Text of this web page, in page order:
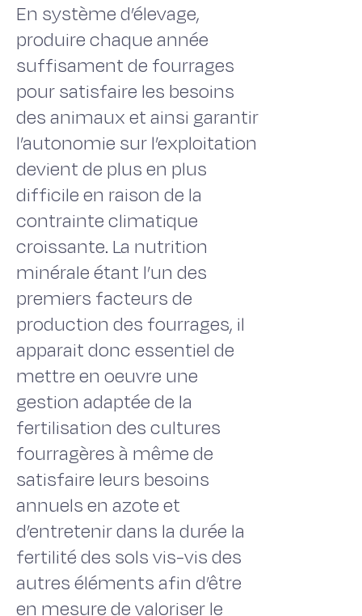
En système d’élevage,
produire chaque année
suffisament de fourrages
pour satisfaire les besoins
des animaux et ainsi garantir
l’autonomie sur l’exploitation
devient de plus en plus
difficile en raison de la
contrainte climatique
croissante. La nutrition
minérale étant l’un des
premiers facteurs de
production des fourrages, il
apparait donc essentiel de
mettre en oeuvre une
gestion adaptée de la
fertilisation des cultures
fourragères à même de
satisfaire leurs besoins
annuels en azote et
d’entretenir dans la durée la
fertilité des sols vis-vis des
autres éléments afin d’être
en mesure de valoriser le